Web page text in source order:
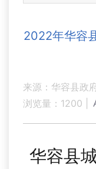
2022年华容
来源：华容县政
浏览量： 1200
华容县